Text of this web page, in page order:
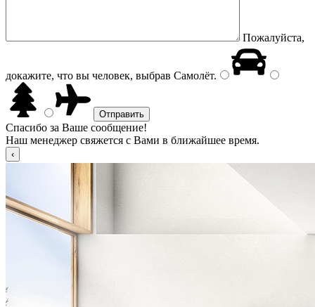
Пожалуйста,
докажите, что вы человек, выбрав Самолёт.
Спасибо за Ваше сообщение!
Наш менеджер свяжется с Вами в ближайшее время.